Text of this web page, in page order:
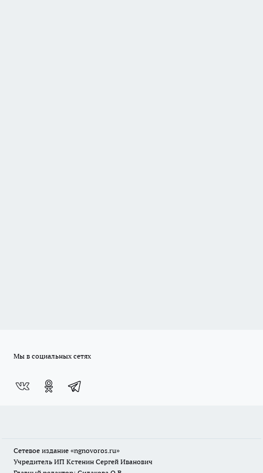
Мы в социальных сетях
Сетевое издание «ngnovoros.ru»
Учредитель ИП Кстенин Сергей Иванович